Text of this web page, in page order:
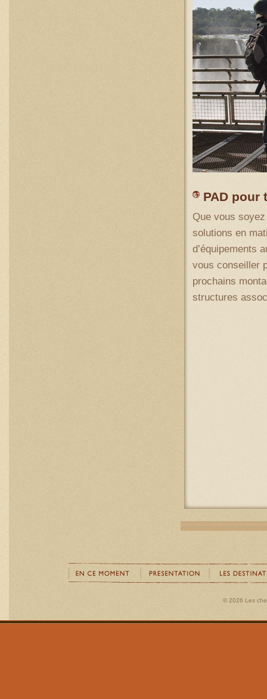
PAD pour
Que vous
solutions en
d’équipements
vous conseiller
prochains
structures
© 2026 Les